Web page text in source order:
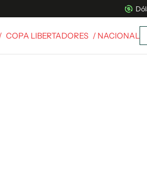
COPA LIBERTADORES / NACIONAL